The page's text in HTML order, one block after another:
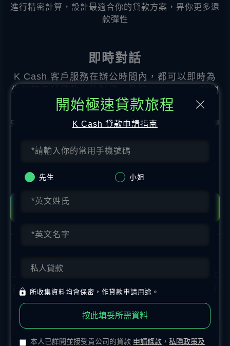
開始極速貸款旅程
K Cash 貸款申請指南
先生 小姐
所收集資料均會保密，作貸款申請用途。
按此填妥所需資料
本人已詳閱並接受貴公司的貸款 申請條款 ，私隱政策及
進行精密計算，設計最適合你的貸款方案，畀你更多還
款彈性
即時對話
K Cash 客戶服務在辦公時間內，都可以即時為
你解答各種貸款上的疑難，歡迎 Whatsapp 我們
協助解決你的問題。
只須年滿18歲的香港永久性居民即可申請貸款。申請人需授權
營業時間 隨時為你服務!
09:00 - 19:00
星期六、日及公眾假期休息
我們明白你的繁忙與各種需要，你可留下聯絡電
話和方便時間，我們將會在空閒時間致電幫忙貸
款上各樣需要。